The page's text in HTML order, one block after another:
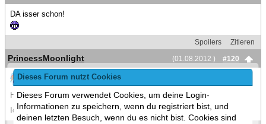
Dieses Forum nutzt Cookies
Dieses Forum verwendet Cookies, um deine Login-
Informationen zu speichern, wenn du registriert bist, und
deinen letzten Besuch, wenn du es nicht bist. Cookies sind
DA isser schon!
Spoilers
Zitieren
(01.08.2012 )
#120
PrincessMoonlight
Hab Secret aus der Liste gestrichen.
Ich wusste auch nimmer das desn Kerl is ^^